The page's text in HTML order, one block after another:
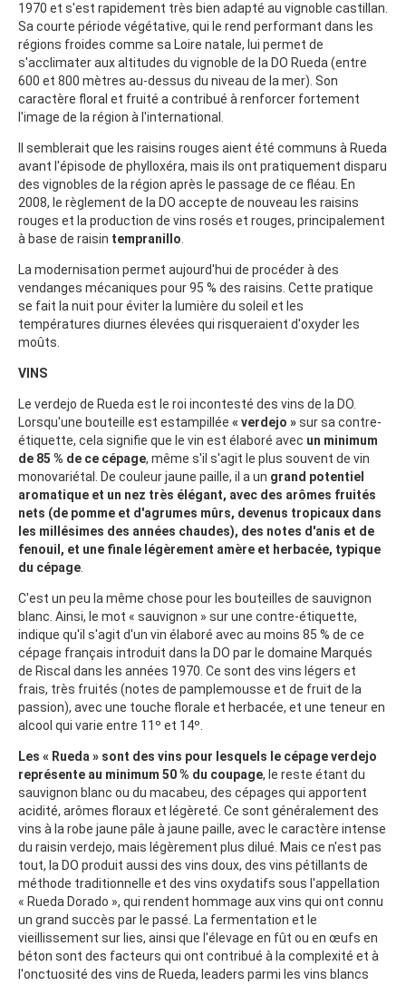
1970 et s'est rapidement très bien adapté au vignoble castillan.
Sa courte période végétative, qui le rend performant dans les
régions froides comme sa Loire natale, lui permet de
s'acclimater aux altitudes du vignoble de la DO Rueda (entre
600 et 800 mètres au-dessus du niveau de la mer). Son
caractère floral et fruité a contribué à renforcer fortement
l'image de la région à l'international.
Il semblerait que les raisins rouges aient été communs à Rueda
avant l'épisode de phylloxéra, mais ils ont pratiquement disparu
des vignobles de la région après le passage de ce fléau. En
2008, le règlement de la DO accepte de nouveau les raisins
rouges et la production de vins rosés et rouges, principalement
à base de raisin tempranillo.
La modernisation permet aujourd'hui de procéder à des
vendanges mécaniques pour 95 % des raisins. Cette pratique
se fait la nuit pour éviter la lumière du soleil et les
températures diurnes élevées qui risqueraient d'oxyder les
moûts.
VINS
Le verdejo de Rueda est le roi incontesté des vins de la DO.
Lorsqu'une bouteille est estampillée « verdejo »sur sa contre-
étiquette, cela signifie que le vin est élaboré avec un minimum
de 85 % de ce cépage, même s'il s'agit le plus souvent de vin
monovariétal. De couleur jaune paille, il a un grand potentiel
aromatique et un nez très élégant, avec des arômes fruités
nets (de pomme et d'agrumes mûrs, devenus tropicaux dans
les millésimes des années chaudes), des notes d'anis et de
fenouil, et une finale légèrement amère et herbacée, typique
du cépage.
C'est un peu la même chose pour les bouteilles de sauvignon
blanc. Ainsi, le mot « sauvignon » sur une contre-étiquette,
indique qu'il s'agit d'un vin élaboré avec au moins 85 % de ce
cépage français introduit dans la DO par le domaine Marqués
de Riscal dans les années 1970. Ce sont des vins légers et
frais, très fruités (notes de pamplemousse et de fruit de la
passion), avec une touche florale et herbacée, et une teneur en
alcool qui varie entre 11º et 14º.
Les « Rueda » sont des vins pour lesquels le cépage verdejo
représente au minimum 50 % du coupage, le reste étant du
sauvignon blanc ou du macabeu, des cépages qui apportent
acidité, arômes floraux et légèreté. Ce sont généralement des
vins à la robe jaune pâle à jaune paille, avec le caractère intense
du raisin verdejo, mais légèrement plus dilué. Mais ce n'est pas
tout, la DO produit aussi des vins doux, des vins pétillants de
méthode traditionnelle et des vins oxydatifs sous l'appellation
« Rueda Dorado », qui rendent hommage aux vins qui ont connu
un grand succès par le passé. La fermentation et le
vieillissement sur lies, ainsi que l'élevage en fût ou en œufs en
béton sont des facteurs qui ont contribué à la complexité et à
l'onctuosité des vins de Rueda, leaders parmi les vins blancs